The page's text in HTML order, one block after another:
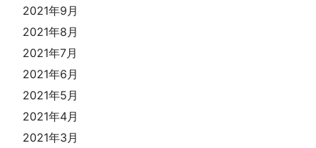
2021年9月
2021年8月
2021年7月
2021年6月
2021年5月
2021年4月
2021年3月